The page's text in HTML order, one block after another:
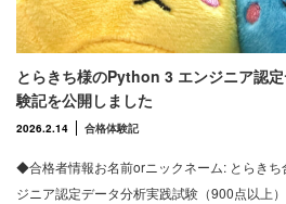
とらきち様のPython 3 エンジニア認
験記を公開しました
2026.2.14 合格体験記
◆合格者情報お名前orニックネーム: とらきち
ジニア認定データ分析実践試験（900点以上